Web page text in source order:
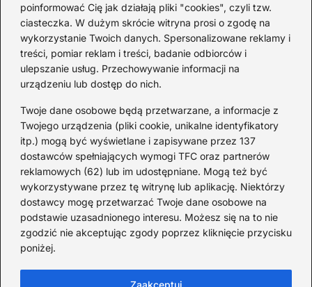
poinformować Cię jak działają pliki "cookies", czyli tzw.
ciasteczka. W dużym skrócie witryna prosi o zgodę na
wykorzystanie Twoich danych. Spersonalizowane reklamy i
treści, pomiar reklam i treści, badanie odbiorców i
ulepszanie usług. Przechowywanie informacji na
urządzeniu lub dostęp do nich.
Twoje dane osobowe będą przetwarzane, a informacje z
Twojego urządzenia (pliki cookie, unikalne identyfikatory
itp.) mogą być wyświetlane i zapisywane przez 137
dostawców spełniających wymogi TFC oraz partnerów
reklamowych (62) lub im udostępniane. Mogą też być
wykorzystywane przez tę witrynę lub aplikację. Niektórzy
dostawcy mogę przetwarzać Twoje dane osobowe na
podstawie uzasadnionego interesu. Możesz się na to nie
zgodzić nie akceptując zgody poprzez kliknięcie przycisku
poniżej.
Zaakceptuj
Ciekawostki o 1. wojnie
światowej — mało znane
fakty i historie
2026-08-02
Zaskakujące ciekawostki o
Krzysztofie Kolumbie
2026-07-20
Mało znane ciekawostki o
Wisławie Szymborskiej
2026-07-16
Zaskakujące ciekawostki o
2026-07-15